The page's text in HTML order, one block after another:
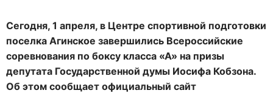
Сегодня, 1 апреля, в Центре спортивной подготовки
поселка Агинское завершились Всероссийские
соревнования по боксу класса «А» на призы
депутата Государственной думы Иосифа Кобзона.
Об этом сообщает официальный сайт